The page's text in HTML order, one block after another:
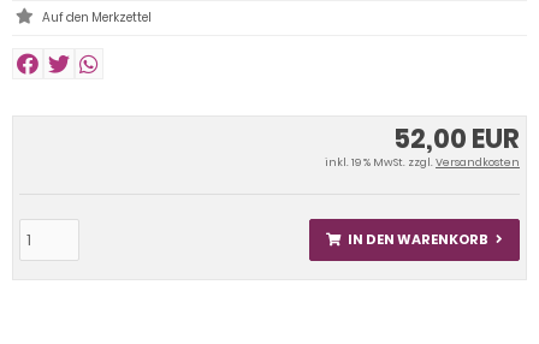
52,00 EUR
inkl. 19 % MwSt. zzgl.Versandkosten
IN DEN WARENKORB